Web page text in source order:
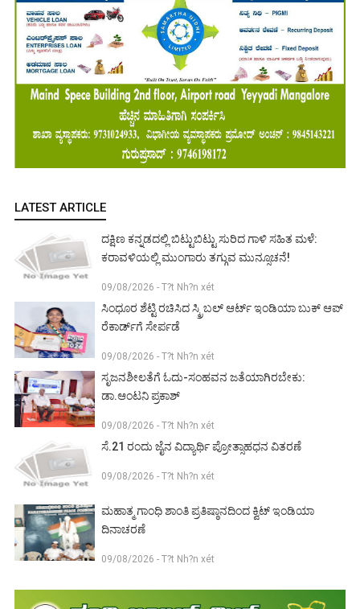
LATEST ARTICLE
ದಕ್ಷಿಣ ಕನ್ನಡದಲ್ಲಿ ಬಿಟ್ಟುಬಿಟ್ಟು ಸುರಿದ ಗಾಳಿ ಸಹಿತ ಮಳೆ:
ಕರಾವಳಿಯಲ್ಲಿ ಮುಂಗಾರು ತಗ್ಗುವ ಮುನ್ಸೂಚನೆ!
09/08/2026 - T?t Nh?n xét
ಸಿಂಧೂರ ಶೆಟ್ಟಿ ರಚಿಸಿದ ಸ್ಕ್ರಿಬಲ್ ಆರ್ಟ್ ಇಂಡಿಯಾ ಬುಕ್ ಆಪ್
ರೆಕಾರ್ಡ್‌ಗೆ ಸೇರ್ಪಡೆ
09/08/2026 - T?t Nh?n xét
ಸೃಜನಶೀಲತೆಗೆ ಓದು-ಸಂಹವನ ಜತೆಯಾಗಿರಬೇಕು:
ಡಾ.ಆಂಟನಿ ಪ್ರಕಾಶ್
09/08/2026 - T?t Nh?n xét
ಸೆ.21 ರಂದು ಜೈನ ವಿದ್ಯಾರ್ಥಿ ಪ್ರೋತ್ಸಾಹಧನ ವಿತರಣೆ
09/08/2026 - T?t Nh?n xét
ಮಹಾತ್ಮ ಗಾಂಧಿ ಶಾಂತಿ ಪ್ರತಿಷ್ಠಾನದಿಂದ ಕ್ವಿಟ್ ಇಂಡಿಯಾ
ದಿನಾಚರಣೆ
09/08/2026 - T?t Nh?n xét